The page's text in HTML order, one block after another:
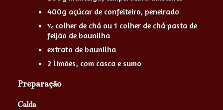
400g açúcar de confeiteiro, peneirado
½ colher de chá ou 1 colher de chá pasta de
feijão de baunilha
extrato de baunilha
2 limões, com casca e sumo
Preparação
Calda